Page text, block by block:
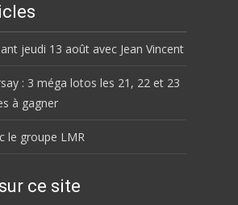
jeudi 13 août avec Jean Vincent
: 3 méga lotos les 21, 22 et 23
à gagner
le groupe LMR
ce site